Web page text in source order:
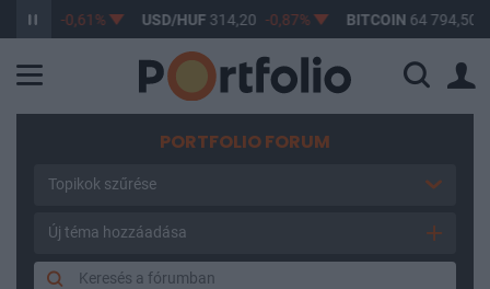
-0,61% USD/HUF314,20 -0,87% BITCOIN 64 794,50
PORTFOLIO FORUM
Topikok szűrése
Új téma hozzáadása